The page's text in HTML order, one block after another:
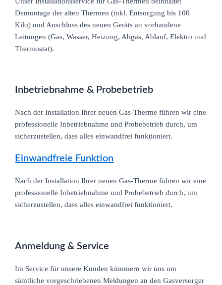
Demontage der alten Thermen (inkl. Entsorgung bis 100
Kilo) und Anschluss des neuen Geräts an vorhandene
Leitungen (Gas, Wasser, Heizung, Abgas, Ablauf, Elektro und
Thermostat).
Inbetriebnahme & Probebetrieb
Nach der Installation Ihrer neuen Gas-Therme führen wir eine
professionelle Inbetriebnahme und Probebetrieb durch, um
sicherzustellen, dass alles einwandfrei funktioniert.
Einwandfreie Funktion
Nach der Installation Ihrer neuen Gas-Therme führen wir eine
professionelle Inbetriebnahme und Probebetrieb durch, um
sicherzustellen, dass alles einwandfrei funktioniert.
Anmeldung & Service
Im Service für unsere Kunden kümmern wir uns um
sämtliche vorgeschriebenen Meldungen an den Gasversorger